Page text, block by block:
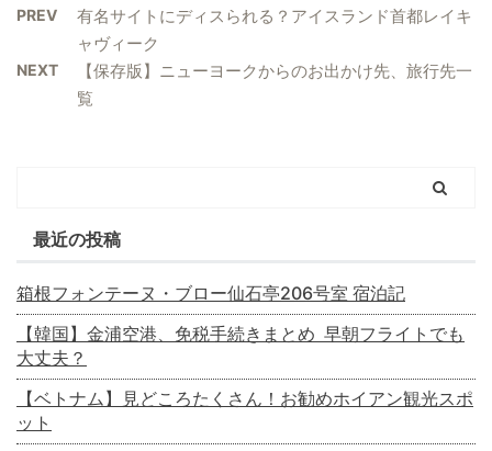
PREV
有名サイトにディスられる？アイスランド首都レイキ
ャヴィーク
NEXT
【保存版】ニューヨークからのお出かけ先、旅行先一
覧
最近の投稿
箱根フォンテーヌ・ブロー仙石亭206号室 宿泊記
【韓国】金浦空港、免税手続きまとめ 早朝フライトでも
大丈夫？
【ベトナム】見どころたくさん！お勧めホイアン観光スポ
ット